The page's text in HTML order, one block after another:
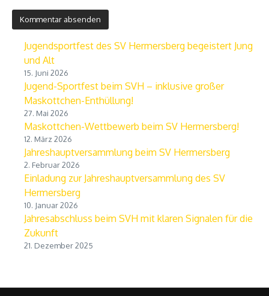
Jugendsportfest des SV Hermersberg begeistert Jung
und Alt
15. Juni 2026
Jugend-Sportfest beim SVH – inklusive großer
Maskottchen-Enthüllung!
27. Mai 2026
Maskottchen-Wettbewerb beim SV Hermersberg!
12. März 2026
Jahreshauptversammlung beim SV Hermersberg
2. Februar 2026
Einladung zur Jahreshauptversammlung des SV
Hermersberg
10. Januar 2026
Jahresabschluss beim SVH mit klaren Signalen für die
Zukunft
21. Dezember 2025